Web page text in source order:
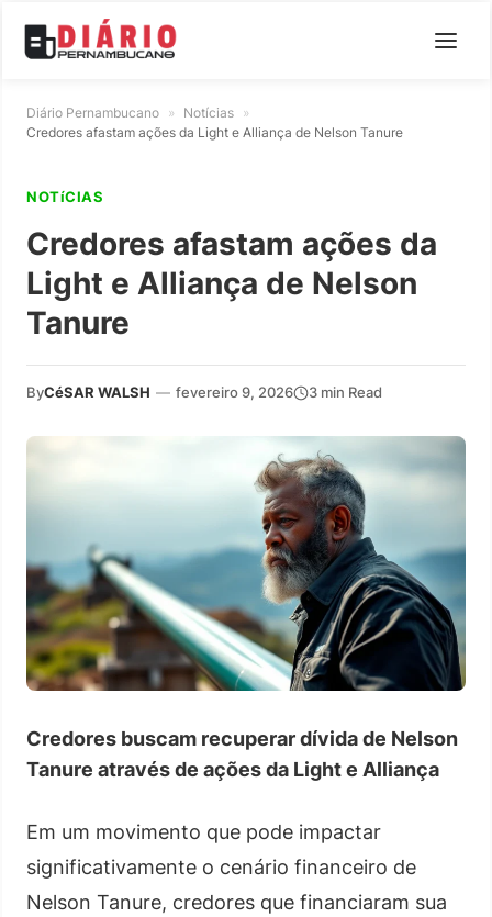
Diário Pernambucano » Notícias »
Credores afastam ações da Light e Alliança de Nelson Tanure
NOTíCIAS
Credores afastam ações da
Light e Alliança de Nelson
Tanure
ByCéSAR WALSH — fevereiro 9, 2026 3 min Read
Credores buscam recuperar dívida de Nelson
Tanure através de ações da Light e Alliança
Em um movimento que pode impactar
significativamente o cenário financeiro de
Nelson Tanure, credores que financiaram sua